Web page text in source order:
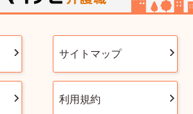
サイトマップ
利用規約